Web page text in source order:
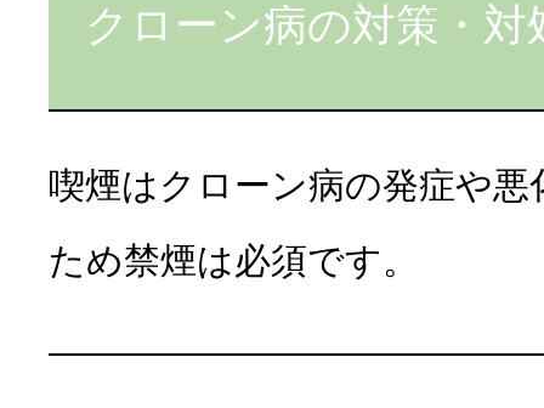
クローン病の対策・対
喫煙はクローン病の発症や
ため禁煙は必須です。